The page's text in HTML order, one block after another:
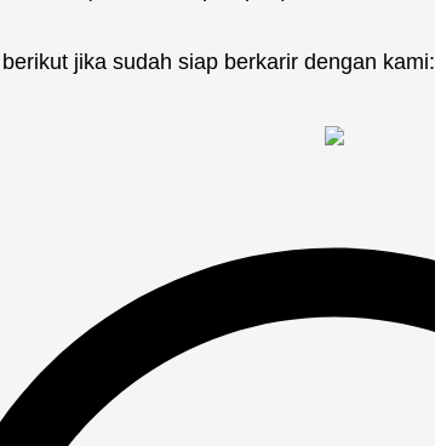
jika sudah siap berkarir dengan kami: